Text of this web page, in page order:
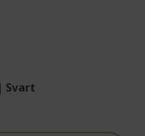
Svart